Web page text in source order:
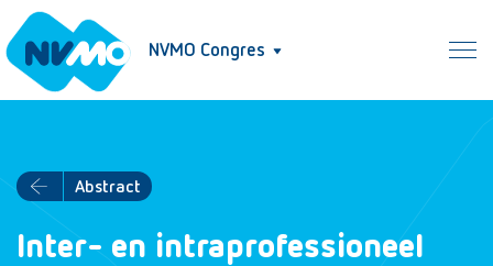
NVMO Congres
Abstract
Inter- en intraprofessioneel